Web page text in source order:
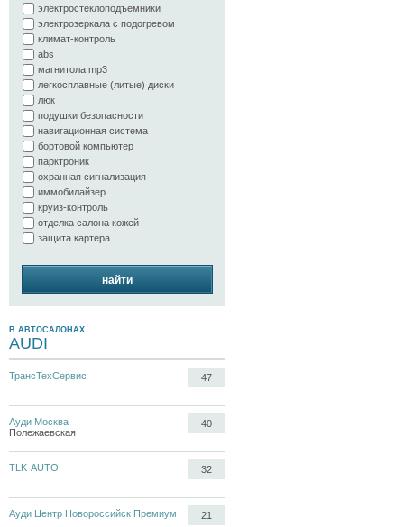
электростеклоподъёмники
электрозеркала с подогревом
климат-контроль
abs
магнитола mp3
легкосплавные (литые) диски
люк
подушки безопасности
навигационная система
бортовой компьютер
парктроник
охранная сигнализация
иммобилайзер
круиз-контроль
отделка салона кожей
защита картера
найти
В АВТОСАЛОНАХ
AUDI
ТрансТехСервис 47
Ауди Москва
Полежаевская
40
TLK-AUTO 32
Ауди Центр Новороссийск Премиум 21